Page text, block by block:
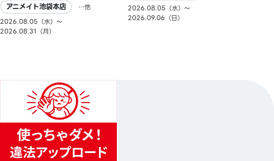
アニメイト池袋本店
…他
2026.08.05（水）〜
2026.08.31（月）
2026.08.05（水）〜
2026.09.06（日）